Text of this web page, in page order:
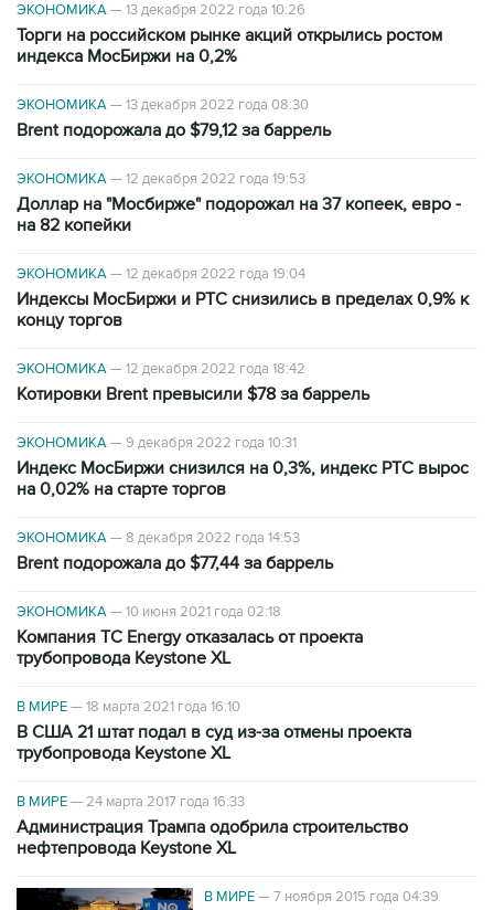
ЭКОНОМИКА—13 декабря 2022 года 10:26
Торги на российском рынке акций открылись ростом
индекса МосБиржи на 0,2%
ЭКОНОМИКА—13 декабря 2022 года 08:30
Brent подорожала до $79,12 за баррель
ЭКОНОМИКА—12 декабря 2022 года 19:53
Доллар на "Мосбирже" подорожал на 37 копеек, евро -
на 82 копейки
ЭКОНОМИКА—12 декабря 2022 года 19:04
Индексы МосБиржи и РТС снизились в пределах 0,9% к
концу торгов
ЭКОНОМИКА—12 декабря 2022 года 18:42
Котировки Brent превысили $78 за баррель
ЭКОНОМИКА—9 декабря 2022 года 10:31
Индекс МосБиржи снизился на 0,3%, индекс РТС вырос
на 0,02% на старте торгов
ЭКОНОМИКА—8 декабря 2022 года 14:53
Brent подорожала до $77,44 за баррель
ЭКОНОМИКА—10 июня 2021 года 02:18
Компания TC Energy отказалась от проекта
трубопровода Keystone XL
В МИРЕ—18 марта 2021 года 16:10
В США 21 штат подал в суд из-за отмены проекта
трубопровода Keystone XL
В МИРЕ—24 марта 2017 года 16:33
Администрация Трампа одобрила строительство
нефтепровода Keystone XL
В МИРЕ—7 ноября 2015 года 04:39